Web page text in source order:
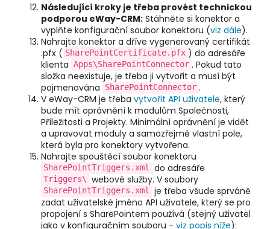
Následující kroky je třeba provést technickou
podporou eWay-CRM: Stáhněte si konektor a
vyplňte konfigurační soubor konektoru (viz dále).
Nahrajte konektor a dříve vygenerovaný certifikát
.pfx ( SharePointCertificate.pfx ) do adresáře
klienta Apps\SharePointConnector . Pokud tato
složka neexistuje, je třeba ji vytvořit a musí být
pojmenována
SharePointConnector .
V eWay-CRM je třeba vytvořit API uživatele, který
bude mít oprávnění k modulům Společnosti,
Příležitosti a Projekty. Minimální oprávnění je vidět
a upravovat moduly a samozřejmě vlastní pole,
která byla pro konektory vytvořena.
Nahrajte spouštěcí soubor konektoru
SharePointTriggers.xml do adresáře
Triggers\ webové služby. V soubory
SharePointTriggers.xml je třeba všude sprváně
zadat uživatelské jméno API uživatele, který se pro
propojení s SharePointem používá (stejný uživatel
jako v konfiguračním souboru - viz popis níže):